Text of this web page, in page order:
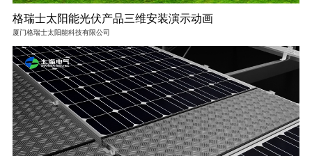
格瑞士太阳能光伏产品三维安装演示动画
厦门格瑞士太阳能科技有限公司